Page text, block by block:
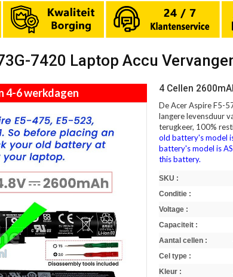
7420 Laptop Accu
4-6 werkdagen 4 Cellen
De Acer Aspire F5-
langere levensduur
terugkeer, 100%
old battery's model
battery's model is
this battery.
SKU :
Conditie :
Voltage :
Capaciteit :
Aantal cellen :
Cel type :
Kleur :